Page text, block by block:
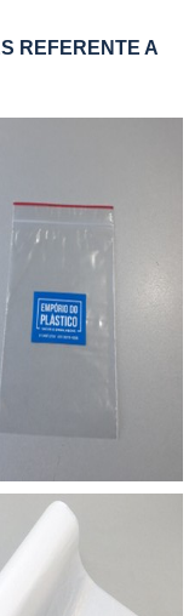
A
venda
Para
um
mostra-
e
e ter a
a
Além
para
de
pessoais
abrir
fechar
que se
uma
e a
produto
o que
COM
REFERENTE A